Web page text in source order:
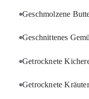
Geschmolzene
Geschnittenes
Getrocknete
Getrocknete